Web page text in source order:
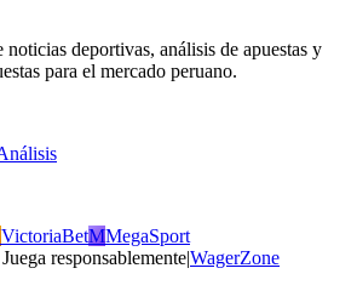
deportivas, análisis de apuestas y
para el mercado peruano.
VictoriaBetMMegaSport
responsablemente|WagerZone